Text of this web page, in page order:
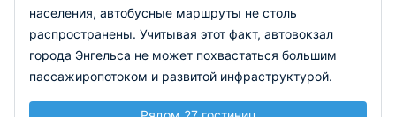
населения, автобусные маршруты не столь
распространены. Учитывая этот факт, автовокзал
города Энгельса не может похвастаться большим
пассажиропотоком и развитой инфраструктурой.